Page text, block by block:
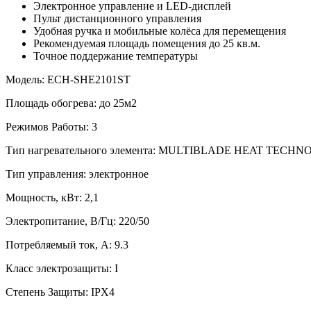
Электронное управление и LED-дисплей
Пульт дистанционного управления
Удобная ручка и мобильные колёса для перемещения
Рекомендуемая площадь помещения до 25 кв.м.
Точное поддержание температуры
Модель: ECH-SHE2101ST
Площадь обогрева: до 25м2
Режимов Работы: 3
Тип нагревательного элемента: MULTIBLADE HEAT
Тип управления: электронное
Мощность, кВт: 2,1
Электропитание, В/Гц: 220/50
Потребляемый ток, А: 9.3
Класс электрозащиты: I
Степень Защиты: IPX4